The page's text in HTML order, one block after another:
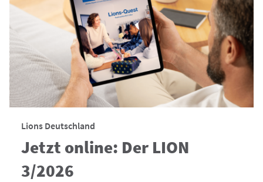
Lions Deutschland
Jetzt online: Der LION
3/2026